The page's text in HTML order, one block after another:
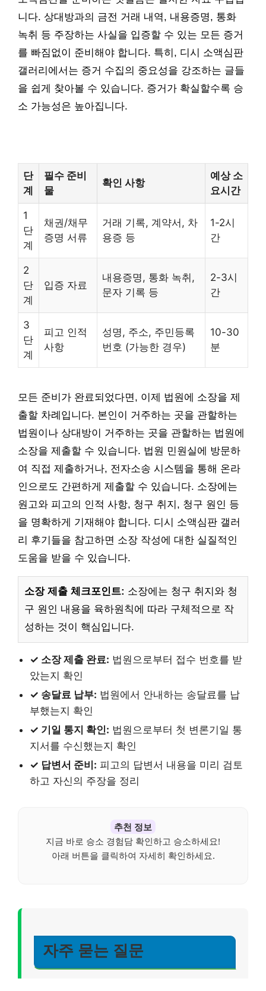
니다. 상대방과의 금전 거래 내역, 내용증명, 통화
녹취 등 주장하는 사실을 입증할 수 있는 모든 증거
를 빠짐없이 준비해야 합니다. 특히, 디시 소액심판
갤러리에서는 증거 수집의 중요성을 강조하는 글들
을 쉽게 찾아볼 수 있습니다. 증거가 확실할수록 승
소 가능성은 높아집니다.
단
계
필수 준비
물
확인 사항
예상 소
요시간
1
단
계
채권/채무
증명 서류
거래 기록, 계약서, 차
용증 등
1-2시
간
2
단
계
입증 자료
내용증명, 통화 녹취,
문자 기록 등
2-3시
간
3
단
계
피고 인적
사항
성명, 주소, 주민등록
번호 (가능한 경우)
10-30
분
모든 준비가 완료되었다면, 이제 법원에 소장을 제
출할 차례입니다. 본인이 거주하는 곳을 관할하는
법원이나 상대방이 거주하는 곳을 관할하는 법원에
소장을 제출할 수 있습니다. 법원 민원실에 방문하
여 직접 제출하거나, 전자소송 시스템을 통해 온라
인으로도 간편하게 제출할 수 있습니다. 소장에는
원고와 피고의 인적 사항, 청구 취지, 청구 원인 등
을 명확하게 기재해야 합니다. 디시 소액심판 갤러
리 후기들을 참고하면 소장 작성에 대한 실질적인
도움을 받을 수 있습니다.
소장 제출 체크포인트: 소장에는 청구 취지와 청
구 원인 내용을 육하원칙에 따라 구체적으로 작
성하는 것이 핵심입니다.
✓ 소장 제출 완료: 법원으로부터 접수 번호를 받
았는지 확인
✓ 송달료 납부: 법원에서 안내하는 송달료를 납
부했는지 확인
✓ 기일 통지 확인: 법원으로부터 첫 변론기일 통
지서를 수신했는지 확인
✓ 답변서 준비: 피고의 답변서 내용을 미리 검토
하고 자신의 주장을 정리
추천 정보
지금 바로 승소 경험담 확인하고 승소하세요!
아래 버튼을 클릭하여 자세히 확인하세요.
자주 묻는 질문